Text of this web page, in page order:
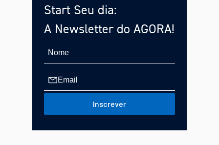
Start Seu dia:
A Newsletter do AGORA!
Inscrever